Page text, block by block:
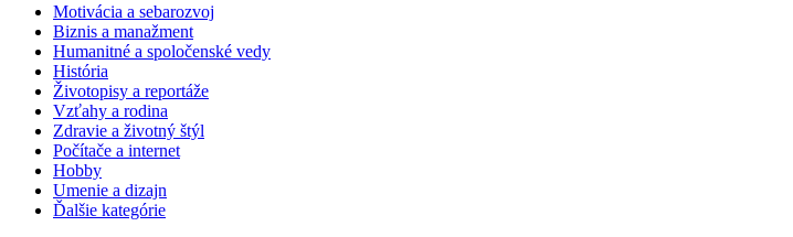
Motivácia a sebarozvoj
Biznis a manažment
Humanitné a spoločenské vedy
História
Životopisy a reportáže
Vzťahy a rodina
Zdravie a životný štýl
Počítače a internet
Hobby
Umenie a dizajn
Ďalšie kategórie